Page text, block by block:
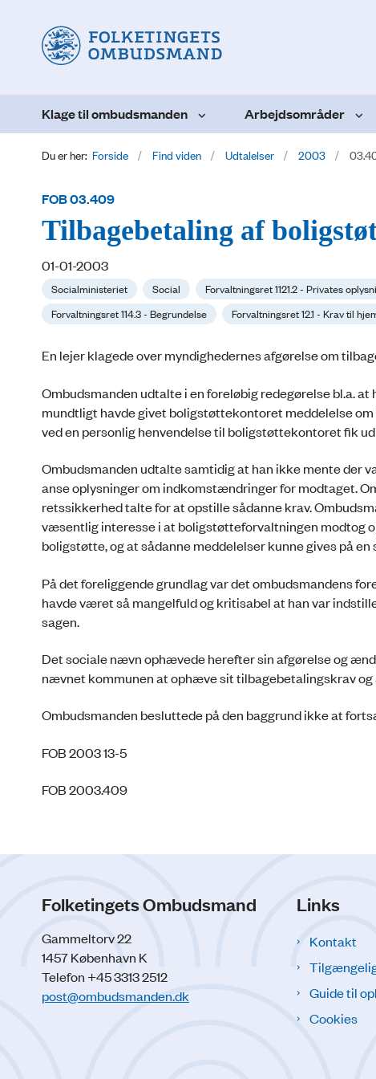
Klage til ombudsmanden Arbejdsområder
Du er her: Forside Find viden Udtalelser 2003
FOB 03.409
Tilbagebetaling af
01-01-2003
Socialministeriet Social Forvaltningsret 1121.2 - Privates
Forvaltningsret 114.3 - Begrundelse
Forvaltningsret 12.1 - Krav til
En lejer klagede over myndighedernes afgørelse om
Ombudsmanden udtalte i en foreløbig redegørelse bl.a.
mundtligt havde givet boligstøttekontoret meddelelse
ved en personlig henvendelse til boligstøttekontoret fik
Ombudsmanden udtalte samtidig at han ikke mente der
anse oplysninger om indkomstændringer for modtaget.
retssikkerhed talte for at opstille sådanne krav.
væsentlig interesse i at boligstøtteforvaltningen modtog
boligstøtte, og at sådanne meddelelser kunne gives på
På det foreliggende grundlag var det ombudsmandens
havde været så mangelfuld og kritisabel at han var
sagen.
Det sociale nævn ophævede herefter sin afgørelse og
nævnet kommunen at ophæve sit tilbagebetalingskrav og
Ombudsmanden besluttede på den baggrund ikke at
FOB 2003 13-5
FOB 2003.409
Folketingets Ombudsmand
Gammeltorv 22
1457 København K
Telefon +45 3313 2512
post@ombudsmanden.dk
Links
Kontakt
Guide til
Cookies